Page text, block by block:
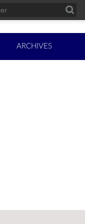
ARCHIVES